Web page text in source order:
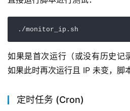
./monitor_ip.sh
如果是首次运行（或没有历史记
如果此时再次运行且 IP 未变，脚
定时任务 (Cron)